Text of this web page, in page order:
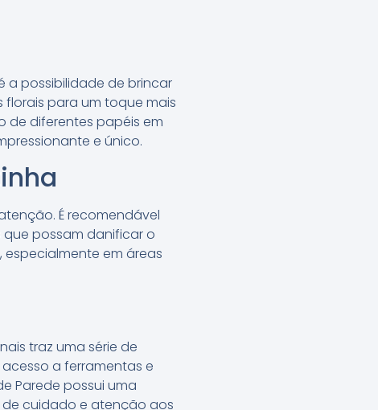
a possibilidade de brincar
para um toque mais
de diferentes papéis em
e único.
É recomendável
possam danificar o
em áreas
traz uma série de
a ferramentas e
Parede possui uma
cuidado e atenção aos